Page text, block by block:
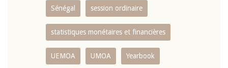
Sénégal session ordinaire
statistiques monétaires et financières
UEMOA UMOA Yearbook